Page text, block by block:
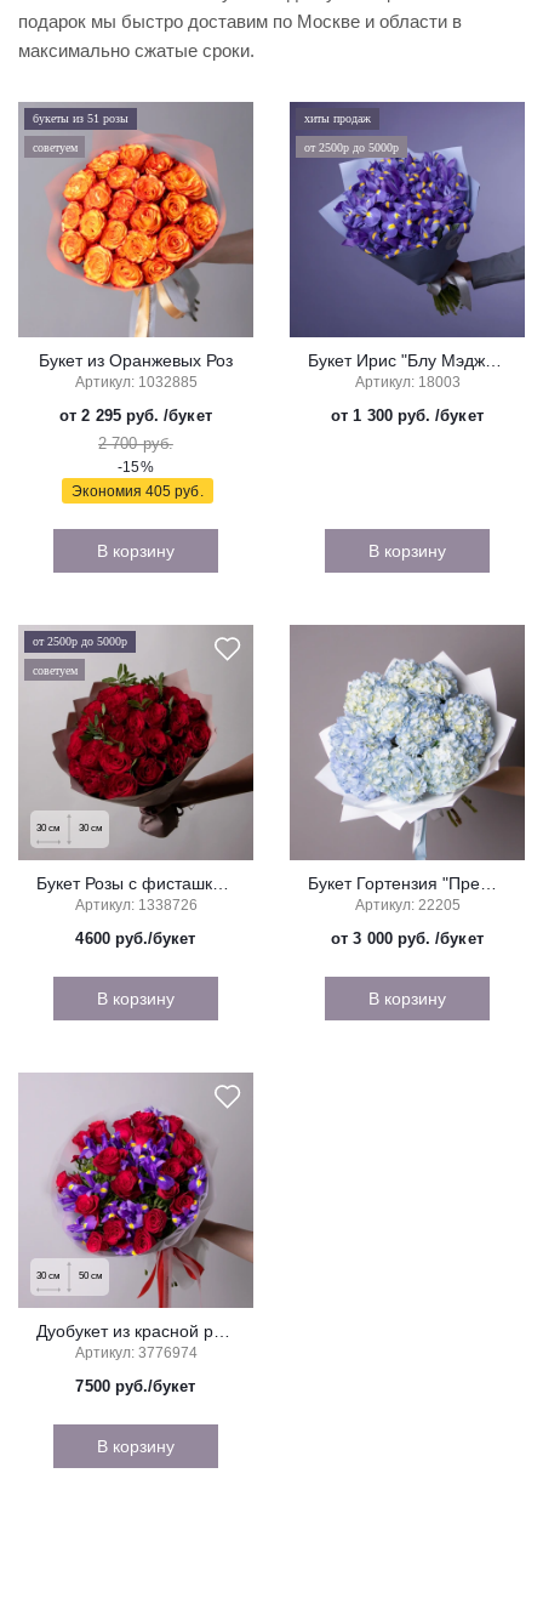
подарок мы быстро доставим по Москве и области в
максимально сжатые сроки.
букеты из 51 розы
советуем
Букет из Оранжевых Роз
Артикул: 1032885
от 2 295 руб./букет
2 700 руб.
-15%
Экономия405 руб.
В корзину
хиты продаж
от 2500р до 5000р
Артикул: 18003
от 1 300 руб./букет
В корзину
от 2500р до 5000р
советуем
30 см 30 см
Артикул: 1338726
4600руб./букет
В корзину
Артикул: 22205
от 3 000 руб./букет
В корзину
30 см 50 см
Артикул: 3776974
7500руб./букет
В корзину